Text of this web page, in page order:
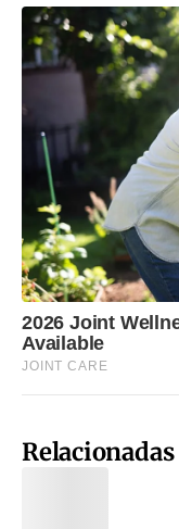
Relacionadas